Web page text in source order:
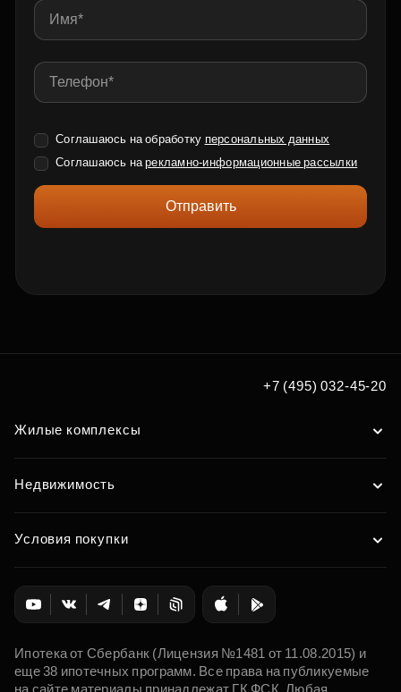
Соглашаюсь на обработку персональных данных
Соглашаюсь нарекламно-информационные рассылки
Отправить
+7 (495) 032-45-20
Жилые комплексы
Недвижимость
Условия покупки
Ипотека от Сбербанк (Лицензия №1481 от 11.08.2015) и
еще 38 ипотечных программ. Все права на публикуемые
на сайте материалы принадлежат ГК ФСК. Любая